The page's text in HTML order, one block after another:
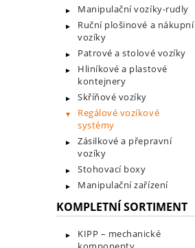
Manipulační vozíky-rudly
Ruční plošinové a nákupní
vozíky
Patrové a stolové vozíky
Hliníkové a plastové
kontejnery
Skříňové vozíky
Regálové vozíkové
systémy
Zásilkové a přepravní
vozíky
Stohovací boxy
Manipulační zařízení
KOMPLETNÍ SORTIMENT
KIPP – mechanické